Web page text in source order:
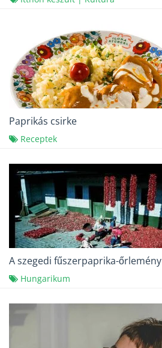
Paprikás csirke
Receptek
A szegedi fűszerpaprika-őrlemény
Hungarikum